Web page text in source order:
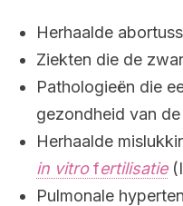
Herhaalde
Ziekten die de
Pathologieën die
gezondheid van
Herhaalde
in vitrofertilisatie
Pulmonale